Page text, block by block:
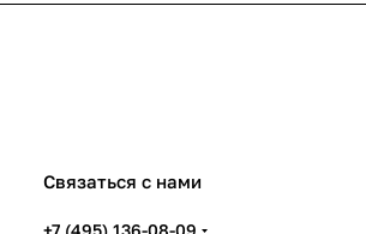
Связаться с нами